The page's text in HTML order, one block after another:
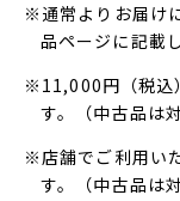
※通常よりお届け
品ページに記載
※11,000円（税込
す。（中古品は
※店舗でご利用い
す。（中古品は